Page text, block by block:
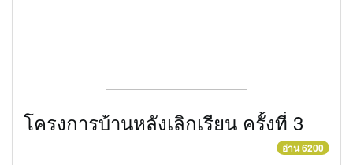
โครงการบ้านหลังเลิกเรียน ครั้งที่ 3
อ่าน 6200